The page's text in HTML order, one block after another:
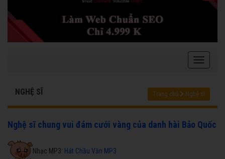
NGHỆ SĨ Trang chủ Nghệ sĩ
Nghệ sĩ chung vui đám cưới vàng của danh hài Bảo Quốc
Nhạc MP3: Hát Chầu Văn MP3